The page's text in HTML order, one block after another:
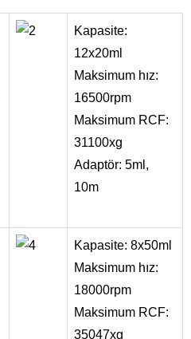
Kapasite:
12x20ml
Maksimum hız:
16500rpm
Maksimum RCF:
31100xg
Adaptör: 5ml,
10m
Kapasite: 8x50ml
Maksimum hız:
18000rpm
Maksimum RCF:
35047xg